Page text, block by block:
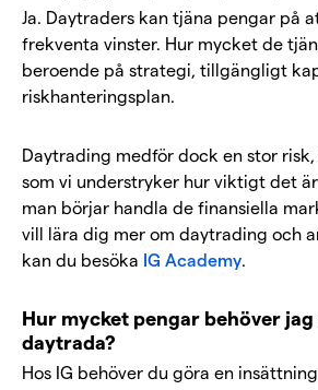
Ja. Daytraders kan tjäna pengar på
frekventa vinster. Hur mycket de
beroende på strategi, tillgängligt
riskhanteringsplan.
Daytrading medför dock en stor
som vi understryker hur viktigt det
man börjar handla de finansiella
vill lära dig mer om daytrading och
kan du besöka IG Academy.
Hur mycket pengar behöver
daytrada?
Hos IG behöver du göra en